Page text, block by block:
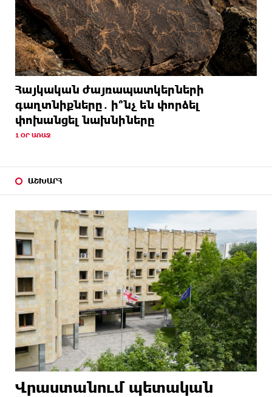
Հայկական ժայռապատկերների
գաղտնիքները․ ի՞նչ են փորձել
փոխանցել նախնիները
1 ՕՐ ԱՌԱՋ
ԱՇԽԱՐՀ
Վրաստանում պետական ​​